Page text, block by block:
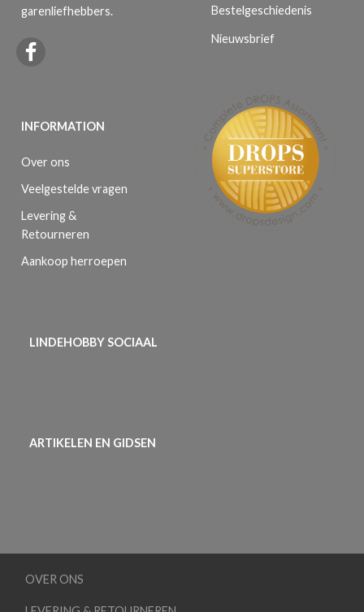
garenliefhebbers.
INFORMATION
Over ons
Veelgestelde vragen
Levering &
Retourneren
Aankoop herroepen
Bestelgeschiedenis
Nieuwsbrief
LINDEHOBBY SOCIAAL
ARTIKELEN EN GIDSEN
OVER ONS